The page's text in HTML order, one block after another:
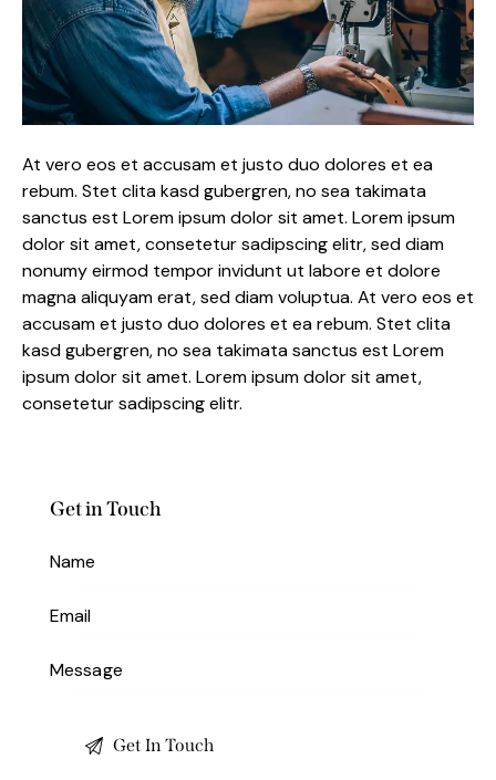
At vero eos et accusam et justo duo dolores et ea
rebum. Stet clita kasd gubergren, no sea takimata
sanctus est Lorem ipsum dolor sit amet. Lorem ipsum
dolor sit amet, consetetur sadipscing elitr, sed diam
nonumy eirmod tempor invidunt ut labore et dolore
magna aliquyam erat, sed diam voluptua. At vero eos et
accusam et justo duo dolores et ea rebum. Stet clita
kasd gubergren, no sea takimata sanctus est Lorem
ipsum dolor sit amet. Lorem ipsum dolor sit amet,
consetetur sadipscing elitr.
Get in Touch